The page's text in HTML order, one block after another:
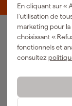
En cliquant sur «
l’utilisation de
marketing pour la
choisissant «
fonctionnels et
consultez
Notre gamme de
Outils pneumatiques
Nettoyage
Matériaux de fixation